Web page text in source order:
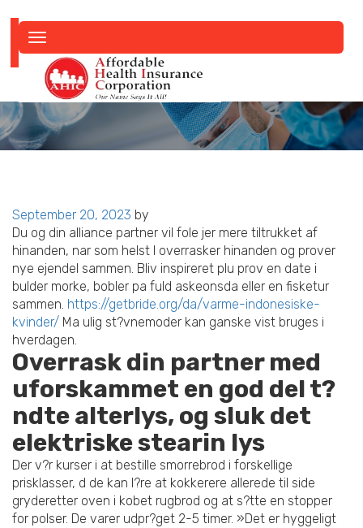
navigation
Posted
on
September 20, 2023 by
Du og din alliance partner vil fole jer mere tiltrukket af
hinanden, nar som helst I overrasker hinanden og prover
nye ejendel sammen. Bliv inspireret plu prov en date i
bulder morke, bobler pa fuld askeonsda eller en fisketur
sammen. https://getbride.org/da/varme-indonesiske-
kvinder/ Ma ulig st?vnemoder kan ganske vist bruges i
hverdagen.
Overrask din partner med
uforskammet en god del t?
ndte alterlys, og sluk det
elektriske stearin lys
Der v?r kurser i at bestille smorrebrod i forskellige
prisklasser, d de kan l?re at kokkerere allerede til side
gryderetter oven i kobet rugbrod og at s?tte en stopper
for polser. De varer udpr?get 2-5 timer. »Det er hyggeligt